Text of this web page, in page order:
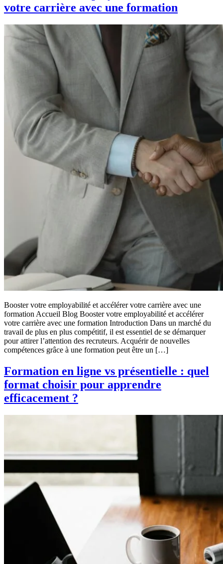
votre carrière avec une formation
Booster votre employabilité et accélérer votre carrière avec une
formation Accueil Blog Booster votre employabilité et accélérer
votre carrière avec une formation Introduction Dans un marché du
travail de plus en plus compétitif, il est essentiel de se démarquer
pour attirer l’attention des recruteurs. Acquérir de nouvelles
compétences grâce à une formation peut être un […]
Formation en ligne vs présentielle : quel
format choisir pour apprendre
efficacement ?